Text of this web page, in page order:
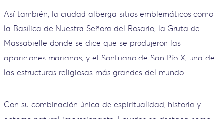
Así también, la ciudad alberga sitios emblemáticos como
la Basílica de Nuestra Señora del Rosario, la Gruta de
Massabielle donde se dice que se produjeron las
apariciones marianas, y el Santuario de San Pío X, una de
las estructuras religiosas más grandes del mundo.
Con su combinación única de espiritualidad, historia y